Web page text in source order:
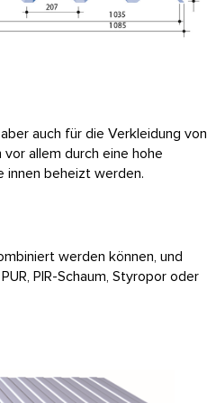
auch für die Verkleidung von
allem durch eine hohe
innen beheizt werden.
werden können, und
PIR-Schaum, Styropor oder